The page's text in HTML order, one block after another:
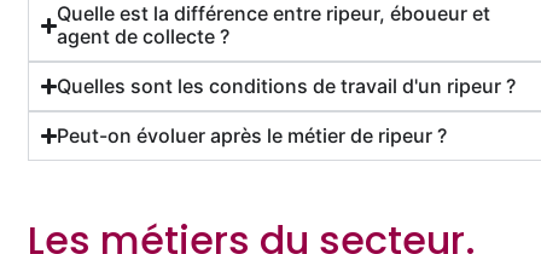
Quelle est la différence entre ripeur, éboueur et
agent de collecte ?
Quelles sont les conditions de travail d'un ripeur ?
Peut-on évoluer après le métier de ripeur ?
Les métiers du secteur.